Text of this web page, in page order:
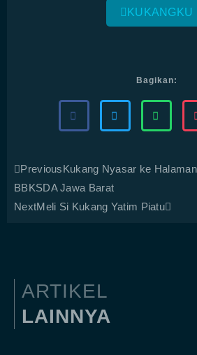
KUKANGKU
Bagikan:
PreviousKukang Nyasar ke
BBKSDA Jawa Barat
NextMeli Si Kukang Yatim Piatu
ARTIKEL
LAINNYA